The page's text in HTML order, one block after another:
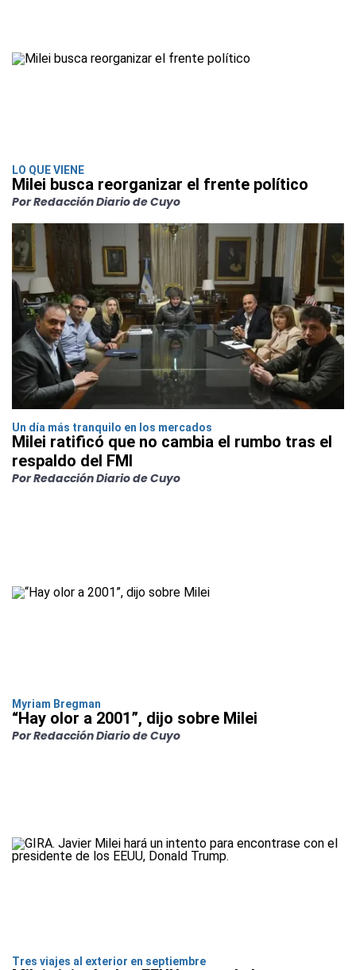
LO QUE VIENE
Milei busca reorganizar el frente político
Por Redacción Diario de Cuyo
Un día más tranquilo en los mercados
Milei ratificó que no cambia el rumbo tras el
respaldo del FMI
Por Redacción Diario de Cuyo
Myriam Bregman
“Hay olor a 2001”, dijo sobre Milei
Por Redacción Diario de Cuyo
Tres viajes al exterior en septiembre